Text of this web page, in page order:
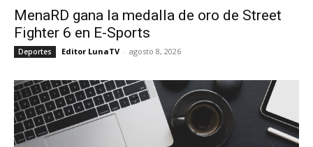
MenaRD gana la medalla de oro de Street
Fighter 6 en E-Sports
Deportes Editor LunaTV - agosto 8, 2026